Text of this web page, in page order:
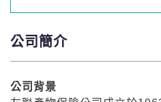
公司簡介
公司背景